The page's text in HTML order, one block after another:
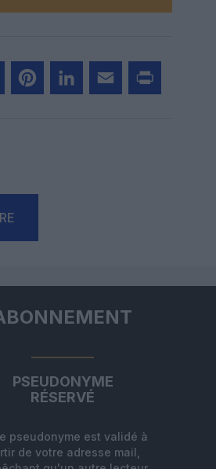
PSEUDONYME
RÉSERVÉ
pseudonyme est validé à
de votre adresse mail,